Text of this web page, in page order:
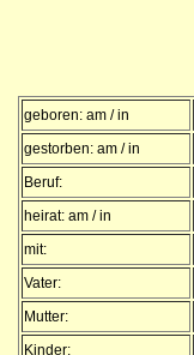
geboren: am / in
gestorben: am / in
Beruf:
heirat: am / in
mit:
Vater:
Mutter:
Kinder: